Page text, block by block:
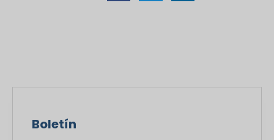
Boletín